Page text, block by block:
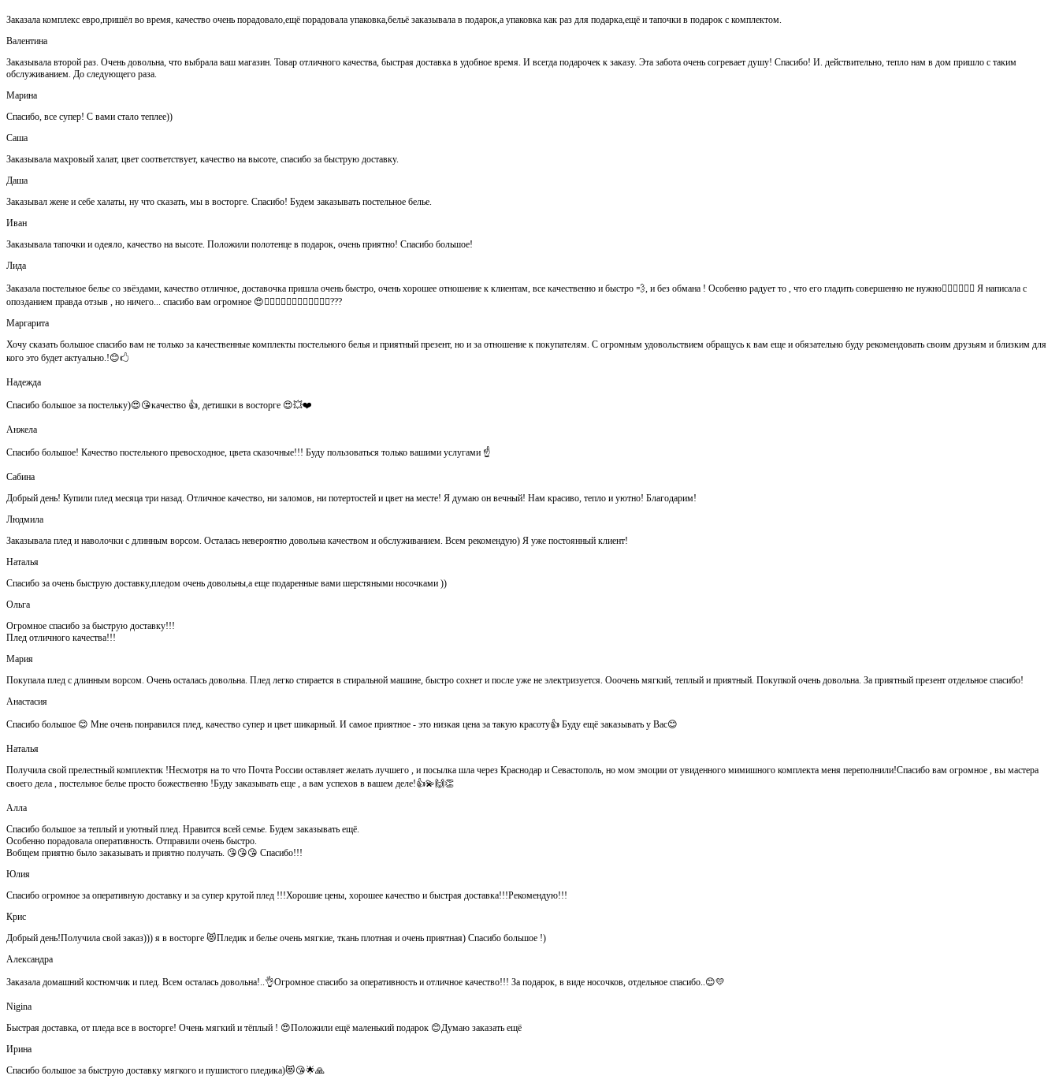
Заказала комплекс евро,пришёл во время, качество очень порадовало,ещё порадовала упаковка,бельё заказывала в подарок,а упаковка как раз для подарка,ещё и тапочки в подарок с комплектом.
Валентина
Заказывала второй раз. Очень довольна, что выбрала ваш магазин. Товар отличного качества, быстрая доставка в удобное время. И всегда подарочек к заказу. Эта забота очень согревает душу! Спасибо! И. действительно, тепло нам в дом пришло с таким
обслуживанием. До следующего раза.
Марина
Спасибо, все супер! С вами стало теплее))
Саша
Заказывала махровый халат, цвет соответствует, качество на высоте, спасибо за быструю доставку.
Даша
Заказывал жене и себе халаты, ну что сказать, мы в восторге. Спасибо! Будем заказывать постельное белье.
Иван
Заказывала тапочки и одеяло, качество на высоте. Положили полотенце в подарок, очень приятно! Спасибо большое!
Лида
Заказала постельное белье со звёздами, качество отличное, доставочка пришла очень быстро, очень хорошее отношение к клиентам, все качественно и быстро 💨, и без обмана ! Особенно радует то , что его гладить совершенно не нужно👍🏻👍🏻🙈😄 Я написала с
опозданием правда отзыв , но ничего... спасибо вам огромное 😍👍🏻👍🏻👏🏻👌🏻👌🏻👌🏻???
Маргарита
Хочу сказать большое спасибо вам не только за качественные комплекты постельного белья и приятный презент, но и за отношение к покупателям. С огромным удовольствием обращусь к вам еще и обязательно буду рекомендовать своим друзьям и близким для
кого это будет актуально.!😊🖒
Надежда
Спасибо большое за постельку)😍😘качество 👍, детишки в восторге 😍💥❤️
Анжела
Спасибо большое! Качество постельного превосходное, цвета сказочные!!! Буду пользоваться только вашими услугами ☝️
Сабина
Добрый день! Купили плед месяца три назад. Отличное качество, ни заломов, ни потертостей и цвет на месте! Я думаю он вечный! Нам красиво, тепло и уютно! Благодарим!
Людмила
Заказывала плед и наволочки с длинным ворсом. Осталась невероятно довольна качеством и обслуживанием. Всем рекомендую) Я уже постоянный клиент!
Наталья
Спасибо за очень быструю доставку,пледом очень довольны,а еще подаренные вами шерстяными носочками ))
Ольга
Огромное спасибо за быструю доставку!!!
Плед отличного качества!!!
Мария
Покупала плед с длинным ворсом. Очень осталась довольна. Плед легко стирается в стиральной машине, быстро сохнет и после уже не электризуется. Ооочень мягкий, теплый и приятный. Покупкой очень довольна. За приятный презент отдельное спасибо!
Анастасия
Спасибо большое 😊 Мне очень понравился плед, качество супер и цвет шикарный. И самое приятное - это низкая цена за такую красоту👍 Буду ещё заказывать у Вас😊
Наталья
Получила свой прелестный комплектик !Несмотря на то что Почта России оставляет желать лучшего , и посылка шла через Краснодар и Севастополь, но мом эмоции от увиденного мимишного комплекта меня переполнили!Спасибо вам огромное , вы мастера
своего дела , постельное белье просто божественно !Буду заказывать еще , а вам успехов в вашем деле!👍💫🙌👏
Алла
Спасибо большое за теплый и уютный плед. Нравится всей семье. Будем заказывать ещё.
Особенно порадовала оперативность. Отправили очень быстро.
Вобщем приятно было заказывать и приятно получать. 😘😘😘 Спасибо!!!
Юлия
Спасибо огромное за оперативную доставку и за супер крутой плед !!!Хорошие цены, хорошее качество и быстрая доставка!!!Рекомендую!!!
Крис
Добрый день!Получила свой заказ))) я в восторге 😻Пледик и белье очень мягкие, ткань плотная и очень приятная) Спасибо большое !)
Александра
Заказала домашний костюмчик и плед. Всем осталась довольна!..👌Огромное спасибо за оперативность и отличное качество!!! За подарок, в виде носочков, отдельное спасибо..😊💛
Nigina
Быстрая доставка, от пледа все в восторге! Очень мягкий и тёплый ! 😍Положили ещё маленький подарок 😊Думаю заказать ещё
Ирина
Спасибо большое за быструю доставку мягкого и пушистого пледика)😻😘🌟🙏